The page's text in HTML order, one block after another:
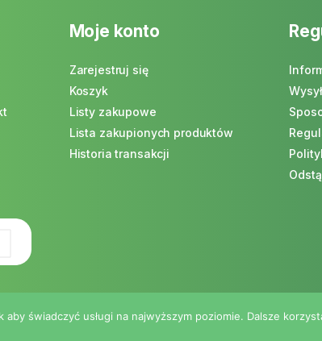
Moje konto
Zarejestruj się
Koszyk
Listy zakupowe
Lista zakupionych produktów
Historia transakcji
© 2026 NaturaRaj|
aby świadczyć usługi na najwyższym poziomie. Dalsze